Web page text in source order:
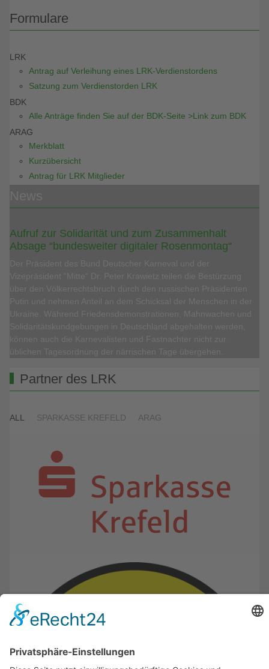
Formulare
LRK
Antrag auf Verleihung eines LRK-Verdienstordens
Satzung zum Verdienstorden LRK
BDK
Alle Anträge finden Sie auf der BDK-Seite >Link zum BDK
ARAG
Merkblatt
Kurzübersicht
Antrag für LRK Mitglieder
Aufruf zur Solidarität und zum Zusammenhalt
Absage “bundesweiter digitaler Rosenmontag“
Partner des LRK
ALL SPARKASSE KREFELD ARAG